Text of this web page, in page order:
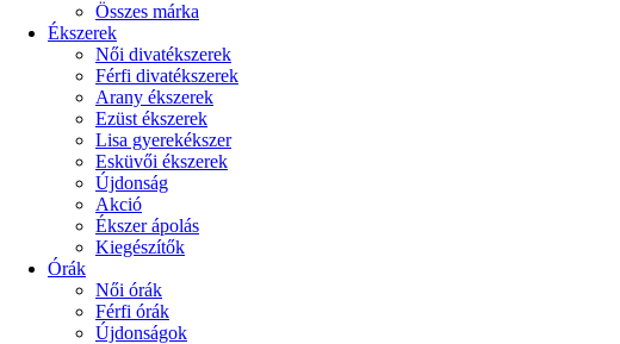
Összes márka
Ékszerek
Női divatékszerek
Férfi divatékszerek
Arany ékszerek
Ezüst ékszerek
Lisa gyerekékszer
Esküvői ékszerek
Újdonság
Akció
Ékszer ápolás
Kiegészítők
Órák
Női órák
Férfi órák
Újdonságok